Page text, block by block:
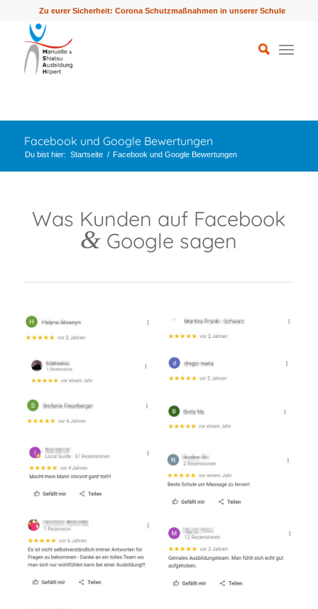
Zu eurer Sicherheit: Corona Schutzmaßnahmen in unserer Schule
Facebook und Google Bewertungen
Du bist hier: Startseite / Facebook und Google Bewertungen
Was Kunden auf Facebook
& Google sagen